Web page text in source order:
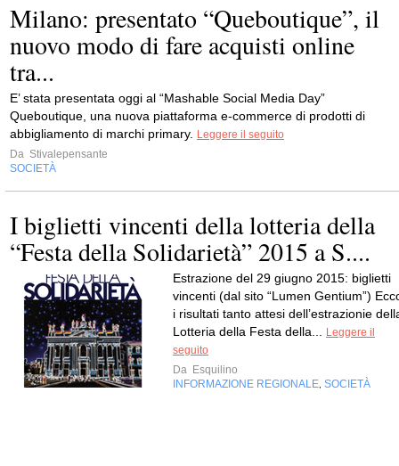
Milano: presentato “Queboutique”, il
nuovo modo di fare acquisti online
tra...
E’ stata presentata oggi al “Mashable Social Media Day”
Queboutique, una nuova piattaforma e-commerce di prodotti di
abbigliamento di marchi primary.
Leggere il seguito
Da Stivalepensante
SOCIETÀ
I biglietti vincenti della lotteria della
“Festa della Solidarietà” 2015 a S....
Estrazione del 29 giugno 2015: biglietti
vincenti (dal sito “Lumen Gentium”)
i risultati tanto attesi dell’estrazionie
Lotteria della Festa della...
Leggere il
seguito
Da Esquilino
INFORMAZIONE REGIONALE SOCIETÀ